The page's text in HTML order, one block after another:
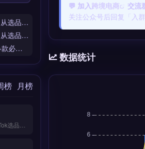
💬 加入跨境电商
交流
关注公众号后回复「入
数据统计
整工具链
整工具链
解析
榜 月榜